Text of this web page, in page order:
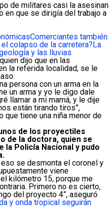
de militares casi la asesinan
en que se dirigía del trabajo a
Comerciantes también
colapso de la carretera? La
y las lluvias
dijo que en las
la referida localidad, se le
persona con un arma en la
un arma y yo le digo dale
llamar a mi mamá, y le dije
están tirando tiros”,
tiene una niña menor de
de los proyectiles
de la doctora, quien se
la Policía Nacional y pudo
se desmonta el coronel y
viene
kilómetro 15, porque me
Primero no es cierto,
del proyecto 4”, aseguró
y onda tropical seguirán